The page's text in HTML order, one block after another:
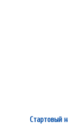
Стартовый